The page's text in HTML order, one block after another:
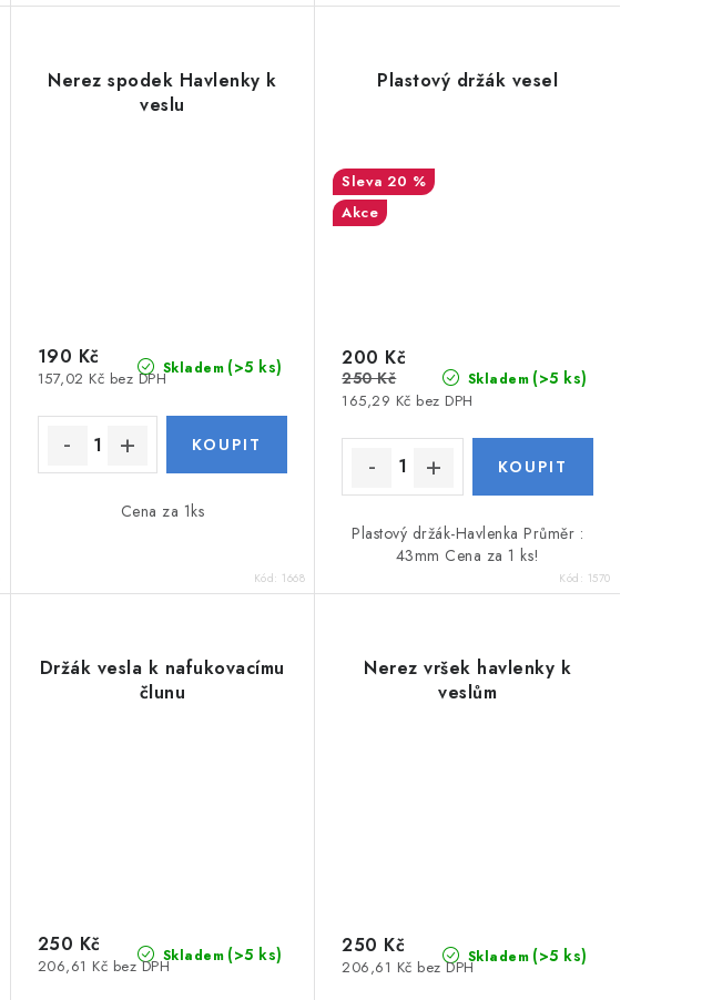
Nerez spodek Havlenky k
veslu
Skladem (>5 ks)
157,02 Kč bez DPH
190 Kč
Cena za 1ks
Kód: 1668
Plastový držák vesel
20 %
Akce
Skladem (>5 ks)
165,29 Kč bez DPH
200 Kč
250 Kč
Plastový držák-Havlenka Průměr :
43mm Cena za 1 ks!
Kód: 1570
Držák vesla k nafukovacímu
člunu
Skladem (>5 ks)
206,61 Kč bez DPH
250 Kč
Nerez vršek havlenky k
veslům
Skladem (>5 ks)
206,61 Kč bez DPH
250 Kč